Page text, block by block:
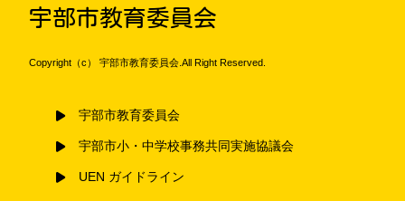
宇部市教育委員会
Copyright（c） 宇部市教育委員会.All Right Reserved.
宇部市教育委員会
宇部市小・中学校事務共同実施協議会
UEN ガイドライン